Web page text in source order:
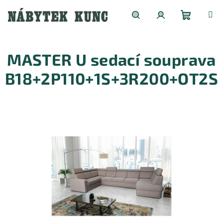
obsah
košík
MASTER U sedací souprava
B18+2P110+1S+3R200+OT2S